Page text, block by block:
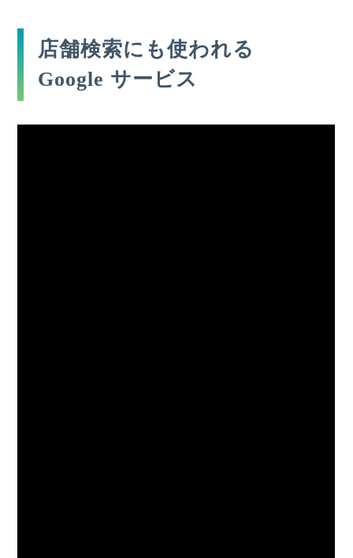
店舗検索にも使われる
Google サービス